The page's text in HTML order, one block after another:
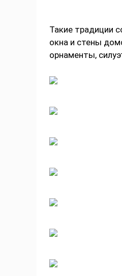
Такие традиции
окна и стены
орнаменты,